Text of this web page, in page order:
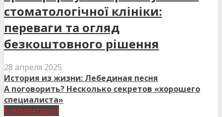
стоматологічної клініки:
переваги та огляд
безкоштовного рішення
28 апреля 2025
История из жизни: Лебединая песня
А поговорить? Несколько секретов «хорошего
специалиста»
Комментарий